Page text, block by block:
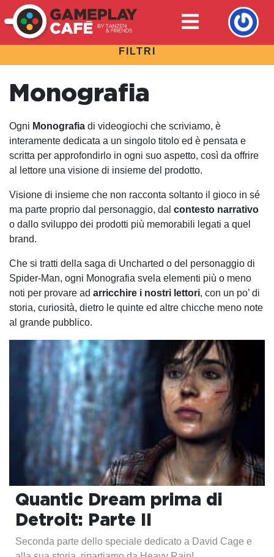
Monografia
Ogni Monografia di videogiochi che scriviamo, è
interamente dedicata a un singolo titolo ed è pensata e
scritta per approfondirlo in ogni suo aspetto, così da offrire
al lettore una visione di insieme del prodotto.
Visione di insieme che non racconta soltanto il gioco in sé
ma parte proprio dal personaggio, dal contesto narrativo
o dallo sviluppo dei prodotti più memorabili legati a quel
brand.
Che si tratti della saga di Uncharted o del personaggio di
Spider-Man, ogni Monografia svela elementi più o meno
noti per provare ad arricchire i nostri lettori, con un po’ di
storia, curiosità, dietro le quinte ed altre chicche meno note
al grande pubblico.
Quantic Dream prima di
Detroit: Parte II
Seconda parte dello speciale dedicato a David Cage e
FILTRI